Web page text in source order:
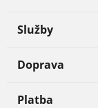
Služby
Doprava
Platba